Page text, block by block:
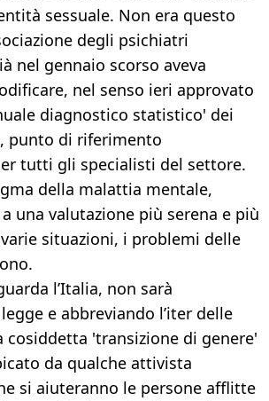
sessuale. Non era questo
degli psichiatri
nel gennaio scorso aveva
nel senso ieri approvato
diagnostico statistico' dei
punto di riferimento
tutti gli specialisti del settore.
della malattia mentale,
una valutazione più serena e più
situazioni, i problemi delle
l’Italia, non sarà
e abbreviando l’iter delle
cosiddetta 'transizione di genere'
da qualche attivista
si aiuteranno le persone afflitte